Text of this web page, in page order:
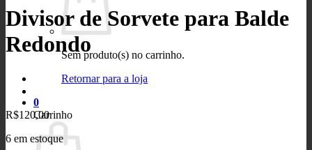
Sem produto(s) no carrinho.
Retornar para a loja
0
Carrinho
Divisor de Sorvete para Balde
Redondo
R$120,00
6 em estoque